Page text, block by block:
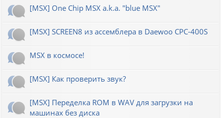
[MSX] One Chip MSX a.k.a. "blue MSX"
[MSX] SCREEN8 из ассемблера в Daewoo CPC-400S
MSX в космосе!
[MSX] Как проверить звук?
[MSX] Переделка ROM в WAV для загрузки на
машинах без диска